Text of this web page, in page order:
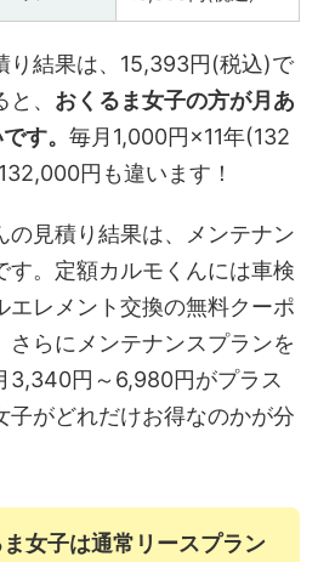
り結果は、15,393円(税込)で
、 おくるま女子の方が月あ
す。 毎月1,000円×11年(132
円も違います！
の見積り結果は、メンテナン
す。定額カルモくんには車検
エレメント交換の無料クーポ
さらにメンテナンスプランを
3,340円～6,980円がプラス
子がどれだけお得なのかが分
女子は通常リースプラン